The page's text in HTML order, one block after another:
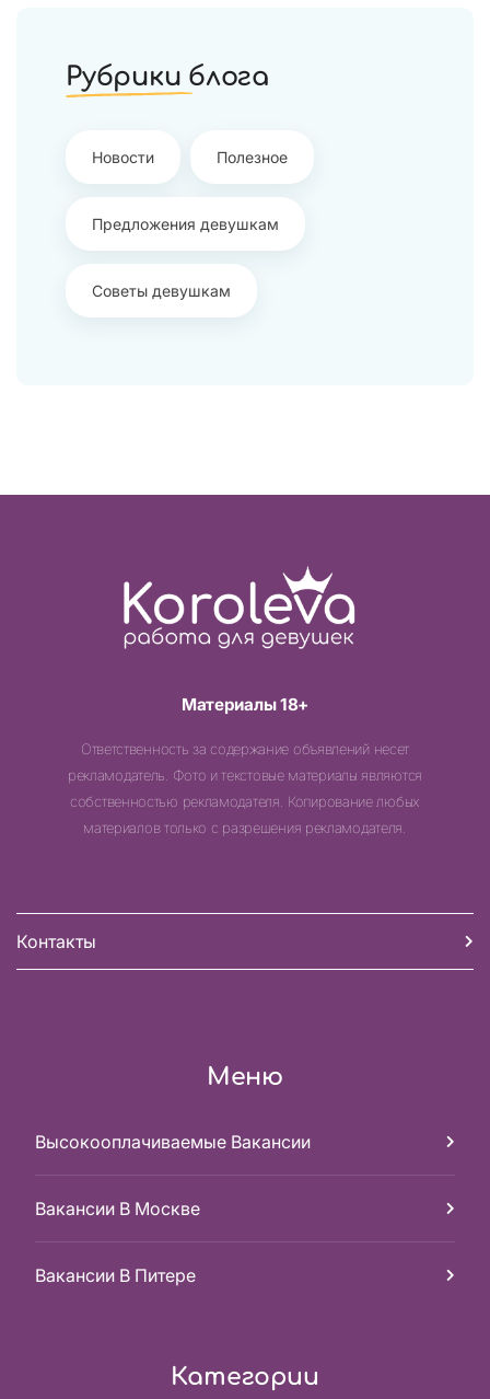
Рубрики блога
Новости Полезное
Предложения девушкам
Советы девушкам
Материалы 18+
Ответственность за содержание объявлений несет
рекламодатель. Фото и текстовые материалы являются
собственностью рекламодателя. Копирование любых
материалов только с разрешения рекламодателя.
Контакты
Меню
Высокооплачиваемые Вакансии
Вакансии В Москве
Вакансии В Питере
Категории